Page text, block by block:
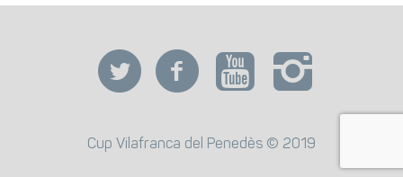
Cup Vilafranca del Penedès © 2019